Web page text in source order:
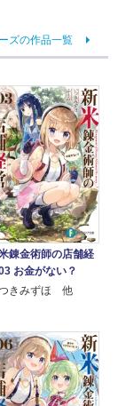
ズの作品一覧
錬金術師の店舗経
お金がない？
きみずほ 他